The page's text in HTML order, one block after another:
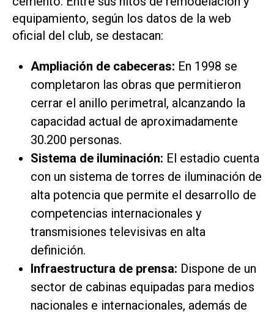
equipamiento, según los datos de la web
oficial del club, se destacan:
Ampliación de cabeceras: En 1998 se
completaron las obras que permitieron
cerrar el anillo perimetral, alcanzando la
capacidad actual de aproximadamente
30.200 personas.
Sistema de iluminación: El estadio cuenta
con un sistema de torres de iluminación de
alta potencia que permite el desarrollo de
competencias internacionales y
transmisiones televisivas en alta
definición.
Infraestructura de prensa: Dispone de un
sector de cabinas equipadas para medios
nacionales e internacionales, además de